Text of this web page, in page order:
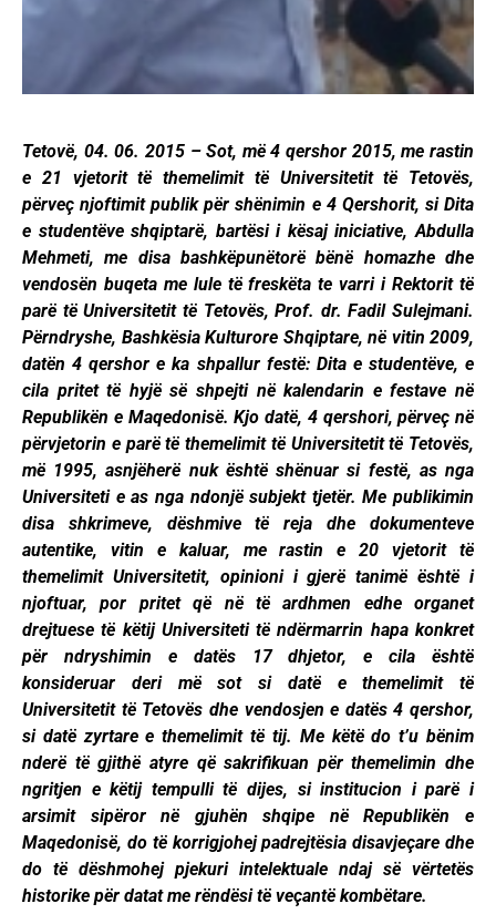
Tetovë, 04. 06. 2015 – Sot, më 4 qershor 2015, me rastin
e 21 vjetorit të themelimit të Universitetit të Tetovës,
përveç njoftimit publik për shënimin e 4 Qershorit, si Dita
e studentëve shqiptarë, bartësi i kësaj iniciative, Abdulla
Mehmeti, me disa bashkëpunëtorë bënë homazhe dhe
vendosën buqeta me lule të freskëta te varri i Rektorit të
parë të Universitetit të Tetovës, Prof. dr. Fadil Sulejmani.
Përndryshe, Bashkësia Kulturore Shqiptare, në vitin 2009,
datën 4 qershor e ka shpallur festë: Dita e studentëve, e
cila pritet të hyjë së shpejti në kalendarin e festave në
Republikën e Maqedonisë. Kjo datë, 4 qershori, përveç në
përvjetorin e parë të themelimit të Universitetit të Tetovës,
më 1995, asnjëherë nuk është shënuar si festë, as nga
Universiteti e as nga ndonjë subjekt tjetër. Me publikimin
disa shkrimeve, dëshmive të reja dhe dokumenteve
autentike, vitin e kaluar, me rastin e 20 vjetorit të
themelimit Universitetit, opinioni i gjerë tanimë është i
njoftuar, por pritet që në të ardhmen edhe organet
drejtuese të këtij Universiteti të ndërmarrin hapa konkret
për ndryshimin e datës 17 dhjetor, e cila është
konsideruar deri më sot si datë e themelimit të
Universitetit të Tetovës dhe vendosjen e datës 4 qershor,
si datë zyrtare e themelimit të tij. Me këtë do t’u bënim
nderë të gjithë atyre që sakrifikuan për themelimin dhe
ngritjen e këtij tempulli të dijes, si institucion i parë i
arsimit sipëror në gjuhën shqipe në Republikën e
Maqedonisë, do të korrigjohej padrejtësia disavjeçare dhe
do të dëshmohej pjekuri intelektuale ndaj së vërtetës
historike për datat me rëndësi të veçantë kombëtare.